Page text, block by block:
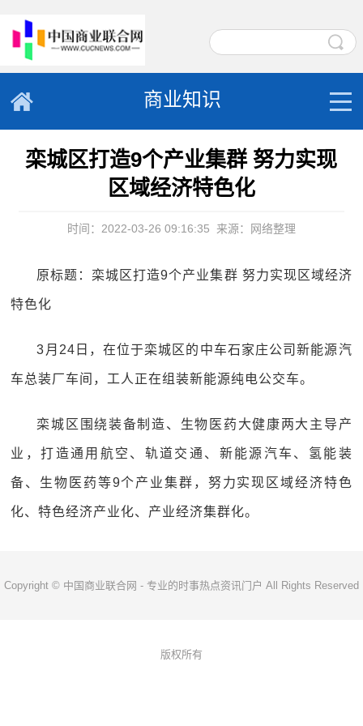
商业知识
栾城区打造9个产业集群 努力实现
区域经济特色化
时间：2022-03-26 09:16:35 来源：网络整理
原标题：栾城区打造9个产业集群 努力实现区域经济
特色化
3月24日，在位于栾城区的中车石家庄公司新能源汽
车总装厂车间，工人正在组装新能源纯电公交车。
栾城区围绕装备制造、生物医药大健康两大主导产
业，打造通用航空、轨道交通、新能源汽车、氢能装
备、生物医药等9个产业集群，努力实现区域经济特色
化、特色经济产业化、产业经济集群化。
Copyright © 中国商业联合网 - 专业的时事热点资讯门户 All Rights Reserved
版权所有